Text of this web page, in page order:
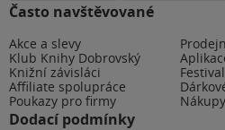
Často navštěvované
Akce a slevy
Klub Knihy Dobrovský
Knižní závisláci
Affiliate spolupráce
Poukazy pro firmy
Dodací podmínky